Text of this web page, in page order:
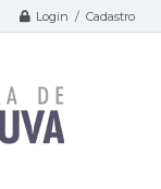
Login / Cadastro